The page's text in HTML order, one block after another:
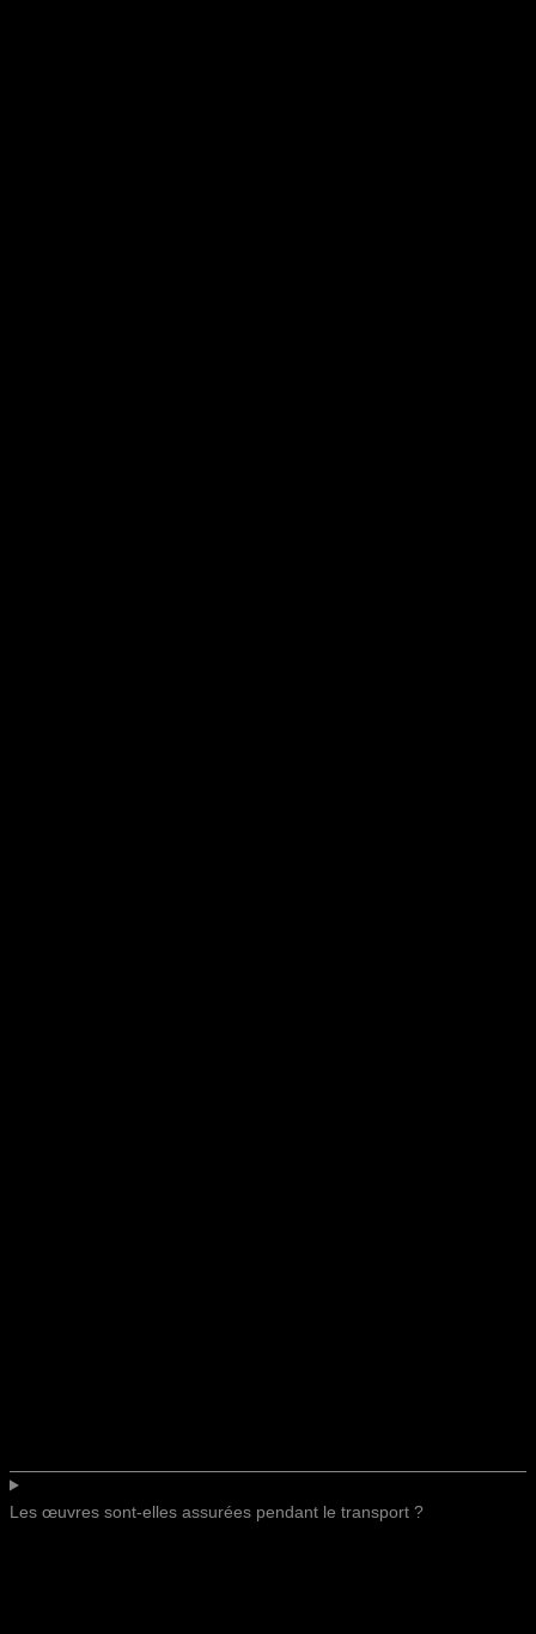
Les œuvres sont-elles assurées pendant le transport ?